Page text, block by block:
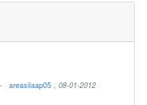
areasilaap05 , 08-01-2012